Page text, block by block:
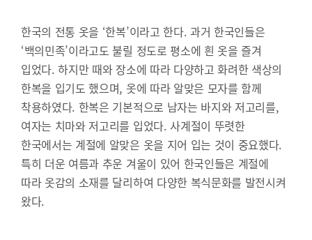
한국의 전통 옷을 ‘한복’이라고 한다. 과거 한국인들은
‘백의민족’이라고도 불릴 정도로 평소에 흰 옷을 즐겨
입었다. 하지만 때와 장소에 따라 다양하고 화려한 색상의
한복을 입기도 했으며, 옷에 따라 알맞은 모자를 함께
착용하였다. 한복은 기본적으로 남자는 바지와 저고리를,
여자는 치마와 저고리를 입었다. 사계절이 뚜렷한
한국에서는 계절에 알맞은 옷을 지어 입는 것이 중요했다.
특히 더운 여름과 추운 겨울이 있어 한국인들은 계절에
따라 옷감의 소재를 달리하여 다양한 복식문화를 발전시켜
왔다.